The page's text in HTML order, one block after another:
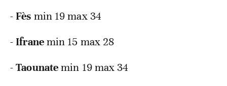
-Fès min 19 max 34
-Ifranemin 15 max 28
-Taounatemin 19 max 34